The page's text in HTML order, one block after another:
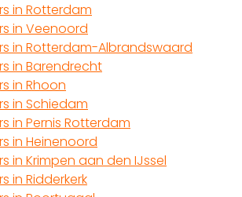
in Rotterdam
in Veenoord
in Rotterdam-Albrandswaard
in Barendrecht
in Rhoon
in Schiedam
in Pernis Rotterdam
in Heinenoord
in Krimpen aan den IJssel
in Ridderkerk